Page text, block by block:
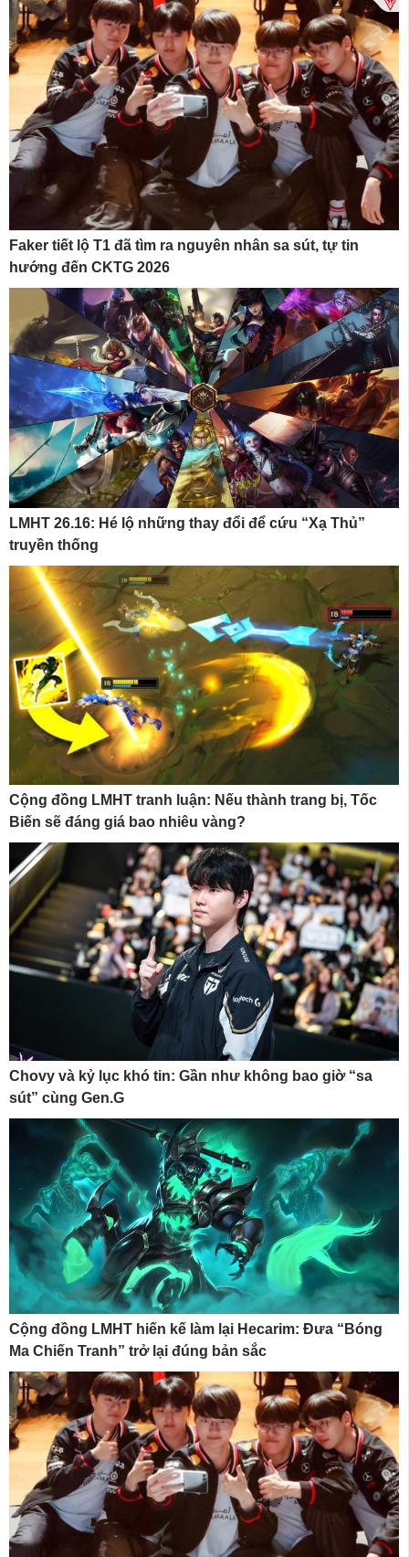
Faker tiết lộ T1 đã tìm ra nguyên nhân sa sút, tự tin
hướng đến CKTG 2026
LMHT 26.16: Hé lộ những thay đổi để cứu “Xạ Thủ”
truyền thống
Cộng đồng LMHT tranh luận: Nếu thành trang bị, Tốc
Biến sẽ đáng giá bao nhiêu vàng?
Chovy và kỷ lục khó tin: Gần như không bao giờ “sa
sút” cùng Gen.G
Cộng đồng LMHT hiến kế làm lại Hecarim: Đưa “Bóng
Ma Chiến Tranh” trở lại đúng bản sắc